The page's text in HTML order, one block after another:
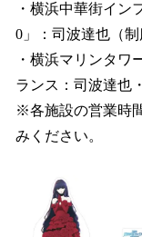
・横浜中華街イン
0」：司波達也（制
・横浜マリンタワ
ランス：司波達也
※各施設の営業時
みください。